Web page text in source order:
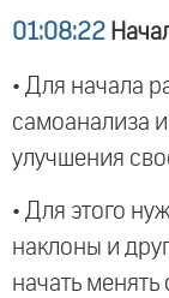
01:08:22
• Для начала
самоанализа
улучшения
• Для этого
наклоны и
начать менять